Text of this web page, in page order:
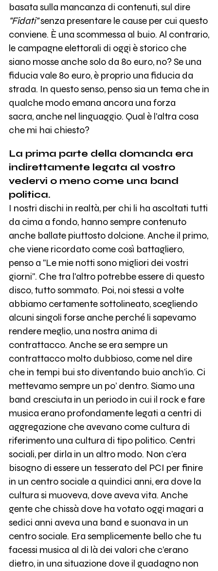
basata sulla mancanza di contenuti, sul dire
"Fidati"senza presentare le cause per cui questo
conviene. È una scommessa al buio. Al contrario,
le campagne elettorali di oggi è storico che
siano mosse anche solo da 80 euro, no? Se una
fiducia vale 80 euro, è proprio una fiducia da
strada. In questo senso, penso sia un tema che in
qualche modo emana ancora una forza
sacra, anche nel linguaggio. Qual è l'altra cosa
che mi hai chiesto?
La prima parte della domanda era
indirettamente legata al vostro
vedervi o meno come una band
politica.
I nostri dischi in realtà, per chi li ha ascoltati tutti
da cima a fondo, hanno sempre contenuto
anche ballate piuttosto dolcione. Anche il primo,
che viene ricordato come così battagliero,
penso a "Le mie notti sono migliori dei vostri
giorni". Che tra l'altro potrebbe essere di questo
disco, tutto sommato. Poi, noi stessi a volte
abbiamo certamente sottolineato, scegliendo
alcuni singoli forse anche perché li sapevamo
rendere meglio, una nostra anima di
contrattacco. Anche se era sempre un
contrattacco molto dubbioso, come nel dire
che in tempi bui sto diventando buio anch’io. Ci
mettevamo sempre un po’ dentro. Siamo una
band cresciuta in un periodo in cui il rock e fare
musica erano profondamente legati a centri di
aggregazione che avevano come cultura di
riferimento una cultura di tipo politico. Centri
sociali, per dirla in un altro modo. Non c’era
bisogno di essere un tesserato del PCI per finire
in un centro sociale a quindici anni, era dove la
cultura si muoveva, dove aveva vita. Anche
gente che chissà dove ha votato oggi magari a
sedici anni aveva una band e suonava in un
centro sociale. Era semplicemente bello che tu
facessi musica al di là dei valori che c’erano
dietro, in una situazione dove il guadagno non